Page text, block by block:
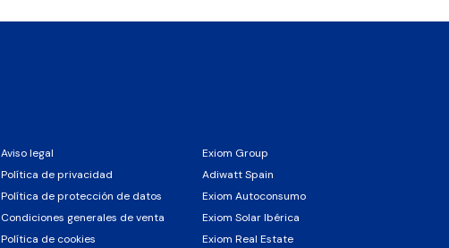
Aviso legal
Política de privacidad
Política de protección de datos
Condiciones generales de venta
Política de cookies
Exiom Group
Adiwatt Spain
Exiom Autoconsumo
Exiom Solar Ibérica
Exiom Real Estate